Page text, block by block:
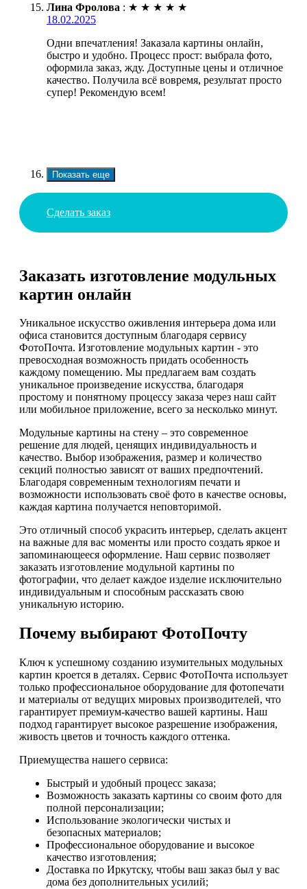
Лина Фролова : ★ ★ ★ ★ ★
18.02.2025
Одни впечатления! Заказала картины онлайн,
быстро и удобно. Процесс прост: выбрала фото,
оформила заказ, жду. Доступные цены и отличное
качество. Получила всё вовремя, результат просто
супер! Рекомендую всем!
Показать еще
Сделать заказ
Заказать изготовление модульных
картин онлайн
Уникальное искусство оживления интерьера дома или
офиса становится доступным благодаря сервису
ФотоПочта. Изготовление модульных картин - это
превосходная возможность придать особенность
каждому помещению. Мы предлагаем вам создать
уникальное произведение искусства, благодаря
простому и понятному процессу заказа через наш сайт
или мобильное приложение, всего за несколько минут.
Модульные картины на стену – это современное
решение для людей, ценящих индивидуальность и
качество. Выбор изображения, размер и количество
секций полностью зависят от ваших предпочтений.
Благодаря современным технологиям печати и
возможности использовать своё фото в качестве основы,
каждая картина получается неповторимой.
Это отличный способ украсить интерьер, сделать акцент
на важные для вас моменты или просто создать яркое и
запоминающееся оформление. Наш сервис позволяет
заказать изготовление модульной картины по
фотографии, что делает каждое изделие исключительно
индивидуальным и способным рассказать свою
уникальную историю.
Почему выбирают ФотоПочту
Ключ к успешному созданию изумительных модульных
картин кроется в деталях. Сервис ФотоПочта использует
только профессиональное оборудование для фотопечати
и материалы от ведущих мировых производителей, что
гарантирует премиум-качество вашей картины. Наш
подход гарантирует высокое разрешение изображения,
живость цветов и точность каждого оттенка.
Приемущества нашего сервиса:
Быстрый и удобный процесс заказа;
Возможность заказать картины со своим фото для
полной персонализации;
Использование экологически чистых и
безопасных материалов;
Профессиональное оборудование и высокое
качество изготовления;
Доставка по Иркутску, чтобы ваш заказ был у вас
дома без дополнительных усилий;